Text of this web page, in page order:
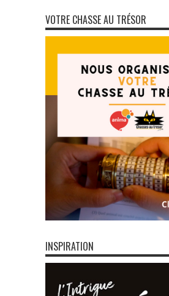
VOTRE CHASSE AU TRÉSOR
INSPIRATION